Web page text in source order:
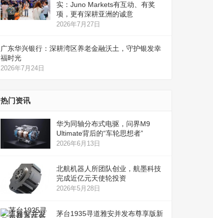
实：Juno Markets有互动、有奖
项，更有深耕亚洲的诚意
2026年7月27日
广东华兴银行：深耕湾区养老金融沃土，守护银发幸
福时光
2026年7月24日
热门资讯
华为同轴分布式电驱，问界M9
Ultimate背后的“车轮思想者”
2026年6月13日
北航机器人所团队创业，航墨科技
完成近亿元天使轮投资
2026年5月28日
茅台1935寻道雅安并发布尊享版新